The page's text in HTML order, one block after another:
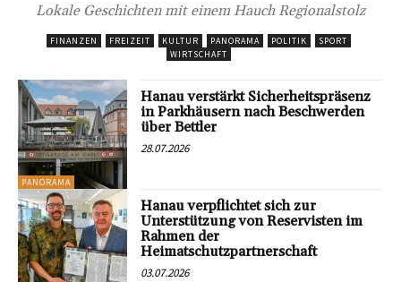
Lokale Geschichten mit einem Hauch Regionalstolz
FINANZEN FREIZEIT KULTUR PANORAMA POLITIK
SPORT
WIRTSCHAFT
PANORAMA
Hanau verstärkt Sicherheitspräsenz
in Parkhäusern nach Beschwerden
über Bettler
28.07.2026
Hanau verpflichtet sich zur
Unterstützung von Reservisten im
Rahmen der
Heimatschutzpartnerschaft
03.07.2026